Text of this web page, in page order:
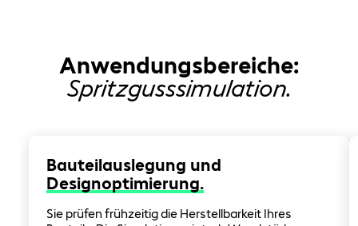
Anwendungsbereiche:
Spritzgusssimulation.
Bauteilauslegung und
Designoptimierung.
Sie prüfen frühzeitig die Herstellbarkeit Ihres